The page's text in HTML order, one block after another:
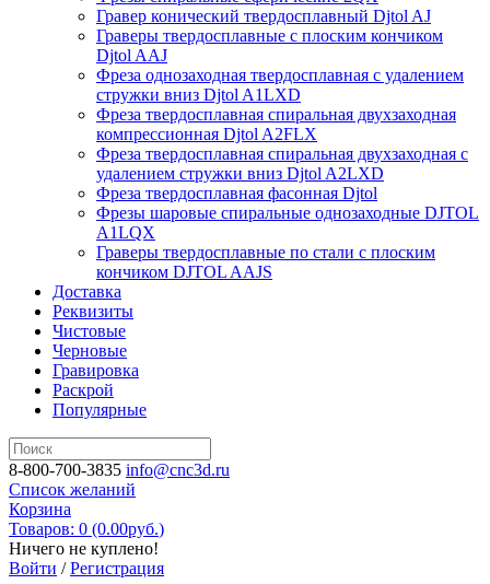
Гравер конический твердосплавный Djtol AJ
Граверы твердосплавные с плоским кончиком
Djtol AAJ
Фреза однозаходная твердосплавная с удалением
стружки вниз Djtol A1LXD
Фреза твердосплавная спиральная двухзаходная
компрессионная Djtol A2FLX
Фреза твердосплавная спиральная двухзаходная с
удалением стружки вниз Djtol A2LXD
Фреза твердосплавная фасонная Djtol
Фрезы шаровые спиральные однозаходные DJTOL
A1LQX
Граверы твердосплавные по стали с плоским
кончиком DJTOL AAJS
Доставка
Реквизиты
Чистовые
Черновые
Гравировка
Раскрой
Популярные
8-800-700-3835 info@cnc3d.ru
Список желаний
Корзина
Товаров: 0 (0.00руб.)
Ничего не куплено!
Войти /Регистрация